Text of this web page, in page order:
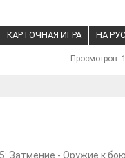
КАРТОЧНАЯ ИГРА НА
Просмотров:
Затмение - Оружие к